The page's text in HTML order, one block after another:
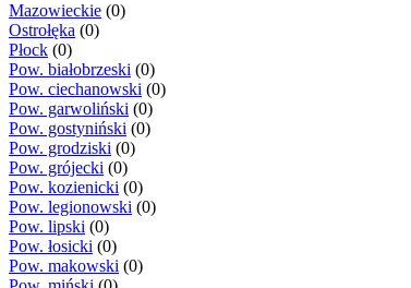
Mazowieckie (0)
Ostrołęka (0)
Płock (0)
Pow. białobrzeski (0)
Pow. ciechanowski (0)
Pow. garwoliński (0)
Pow. gostyniński (0)
Pow. grodziski (0)
Pow. grójecki (0)
Pow. kozienicki (0)
Pow. legionowski (0)
Pow. lipski (0)
Pow. łosicki (0)
Pow. makowski (0)